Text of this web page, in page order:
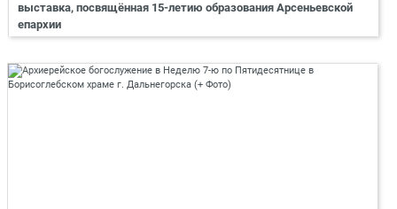
выставка, посвящённая 15-летию образования Арсеньевской
епархии